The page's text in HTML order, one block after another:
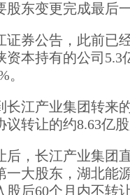
股东变更完成最后
证券公告，此前已
资本持有的公司5.3
。
长江产业集团转来
议转让的约8.63亿
后，长江产业集团
一大股东，湖北能
股后60个月内不转